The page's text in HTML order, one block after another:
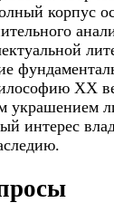
корпус
XX
украшением
интерес